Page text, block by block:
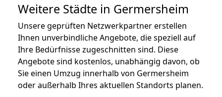
Weitere Städte in Germersheim
Unsere geprüften Netzwerkpartner erstellen
Ihnen unverbindliche Angebote, die speziell auf
Ihre Bedürfnisse zugeschnitten sind. Diese
Angebote sind kostenlos, unabhängig davon, ob
Sie einen Umzug innerhalb von Germersheim
oder außerhalb Ihres aktuellen Standorts planen.